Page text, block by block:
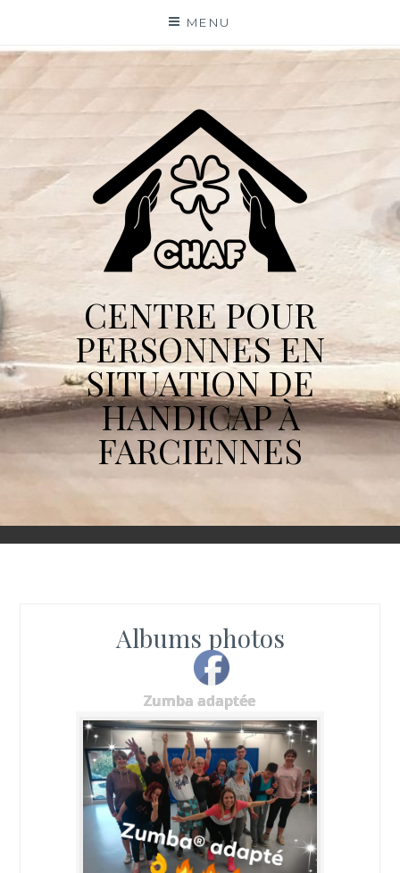
content
MENU
CENTRE POUR
PERSONNES EN
SITUATION DE
HANDICAP À
FARCIENNES
Albums photos
Zumba adaptée